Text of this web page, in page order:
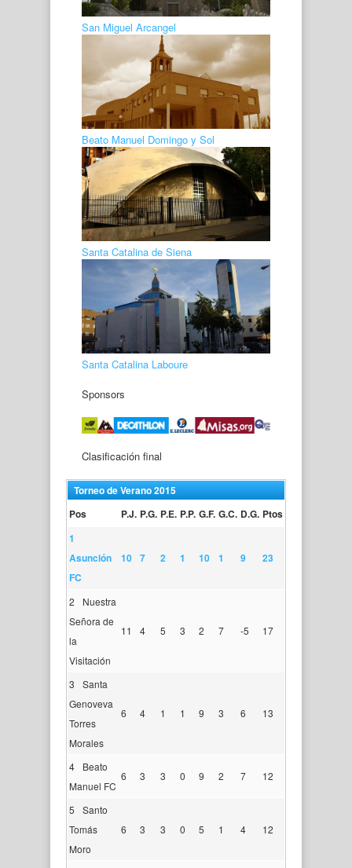
San Miguel Arcangel
Beato Manuel Domingo y Sol
Santa Catalina de Siena
Santa Catalina Laboure
Sponsors
Clasificación final
Torneo de Verano 2015
Pos
P.J. P.G. P.E. P.P. G.F. G.C. D.G. Ptos
1
Asunción
FC
10 7 2 1 10 1 9 23
2
Nuestra
Señora de
la
Visitación
11 4 5 3 2 7 -5 17
3
Santa
Genoveva
Torres
Morales
6 4 1 1 9 3 6 13
4
Beato
Manuel FC
6 3 3 0 9 2 7 12
5
Santo
Tomás
Moro
6 3 3 0 5 1 4 12